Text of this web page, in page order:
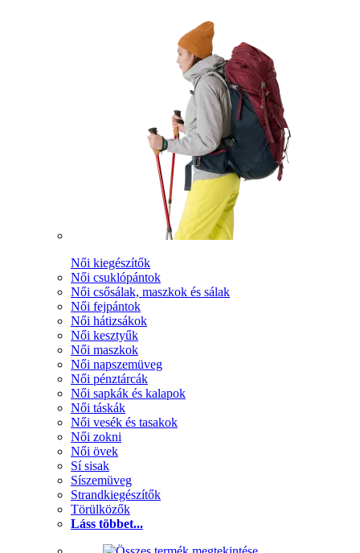
Női kiegészítők
Női csuklópántok
Női csősálak, maszkok és sálak
Női fejpántok
Női hátizsákok
Női kesztyűk
Női maszkok
Női napszemüveg
Női pénztárcák
Női sapkák és kalapok
Női táskák
Női vesék és tasakok
Női zokni
Női övek
Sí sisak
Síszemüveg
Strandkiegészítők
Törülközők
Láss többet...